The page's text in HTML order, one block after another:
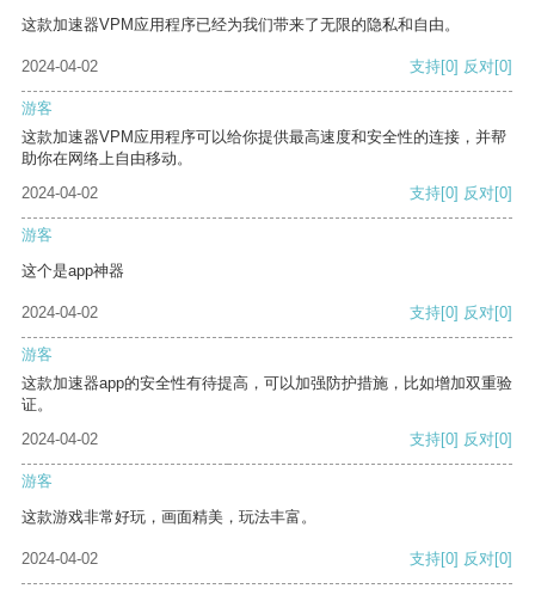
这款加速器VPM应用程序已经为我们带来了无限的隐私和自由。
2024-04-02 支持[0] 反对[0]
游客
这款加速器VPM应用程序可以给你提供最高速度和安全性的连接，并帮
助你在网络上自由移动。
2024-04-02
支持[0] 反对[0]
游客
这个是app神器
2024-04-02 支持[0] 反对[0]
游客
这款加速器app的安全性有待提高，可以加强防护措施，比如增加双重验
证。
2024-04-02
支持[0] 反对[0]
游客
这款游戏非常好玩，画面精美，玩法丰富。
2024-04-02 支持[0] 反对[0]